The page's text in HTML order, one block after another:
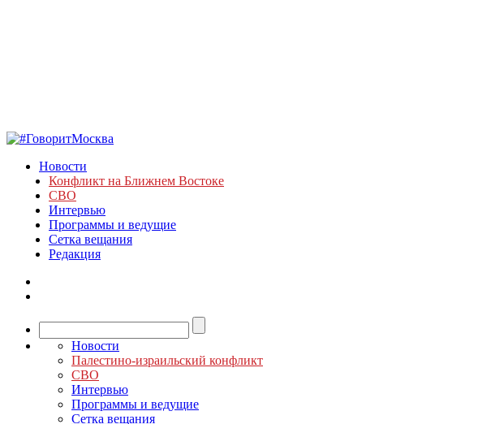
Новости
Конфликт на Ближнем Востоке
СВО
Интервью
Программы и ведущие
Сетка вещания
Редакция
Новости
Палестино-израильский конфликт
СВО
Интервью
Программы и ведущие
Сетка вещания